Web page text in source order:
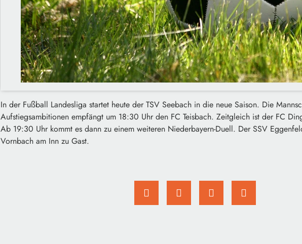
In der Fußball Landesliga startet heute der TSV Seebach in die neue Saison. Die
Aufstiegsambitionen empfängt um 18:30 Uhr den FC Teisbach. Zeitgleich ist der FC
Ab 19:30 Uhr kommt es dann zu einem weiteren Niederbayern-Duell. Der SSV
Vornbach am Inn zu Gast.